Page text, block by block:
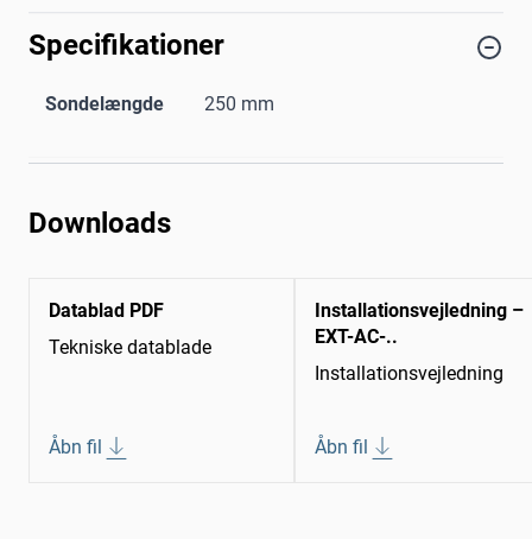
Specifikationer
Sondelængde 250 mm
Downloads
Datablad PDF
Tekniske datablade
Åbn fil
Installationsvejledning –
EXT-AC-..
Installationsvejledning
Åbn fil